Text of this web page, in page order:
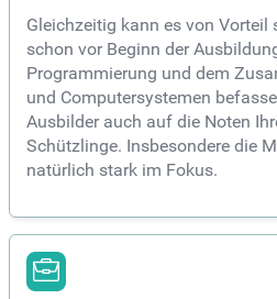
Gleichzeitig kann es von Vorteil
schon vor Beginn der
Programmierung und dem
und Computersystemen
Ausbilder auch auf die Noten
Schützlinge. Insbesondere die
natürlich stark im Fokus.